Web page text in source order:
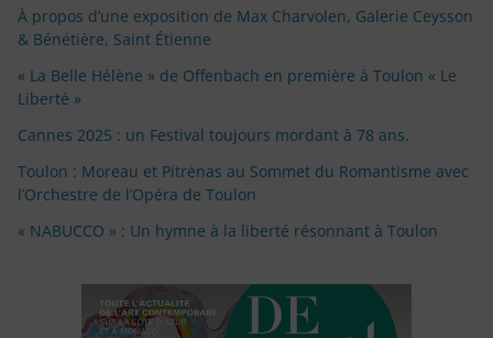
À propos d’une exposition de Max Charvolen, Galerie Ceysson
& Bénétière, Saint Étienne
« La Belle Hélène » de Offenbach en première à Toulon « Le
Liberté »
Cannes 2025 : un Festival toujours mordant à 78 ans.
Toulon : Moreau et Pitrėnas au Sommet du Romantisme avec
l’Orchestre de l’Opéra de Toulon
« NABUCCO » : Un hymne à la liberté résonnant à Toulon